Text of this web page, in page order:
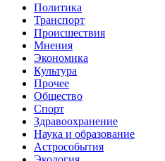
Политика
Транспорт
Происшествия
Мнения
Экономика
Культура
Прочее
Общество
Спорт
Здравоохранение
Наука и образование
Астрособытия